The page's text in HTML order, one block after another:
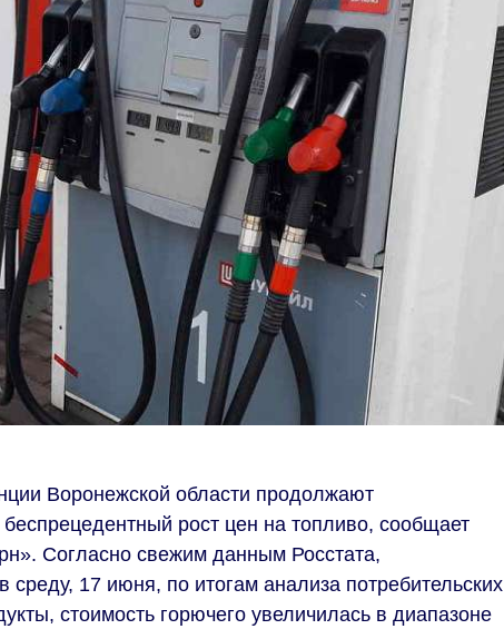
Воронежской области продолжают
рост цен на топливо, сообщает
Согласно свежим данным Росстата,
среду, 17 июня, по итогам анализа потребительских
стоимость горючего увеличилась в диапазоне